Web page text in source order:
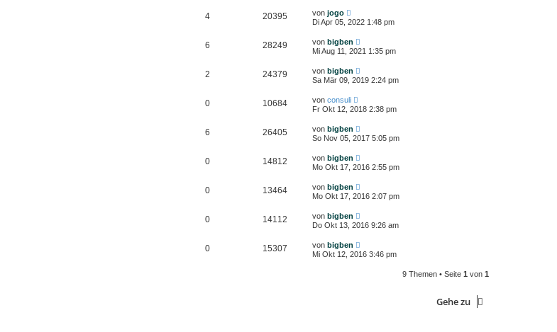
4 20395 von jogo
Di Apr 05, 2022 1:48 pm
6 28249 von bigben
Mi Aug 11, 2021 1:35 pm
2 24379 von bigben
Sa Mär 09, 2019 2:24 pm
0 10684 von consuli
Fr Okt 12, 2018 2:38 pm
6 26405 von bigben
So Nov 05, 2017 5:05 pm
0 14812 von bigben
Mo Okt 17, 2016 2:55 pm
0 13464 von bigben
Mo Okt 17, 2016 2:07 pm
0 14112 von bigben
Do Okt 13, 2016 9:26 am
0 15307 von bigben
Mi Okt 12, 2016 3:46 pm
9 Themen • Seite 1 von 1
Gehe zu